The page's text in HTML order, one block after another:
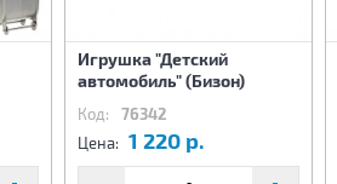
Игрушка "Детский
автомобиль" (Бизон)
Код: 76342
Цена: 1 220 р.